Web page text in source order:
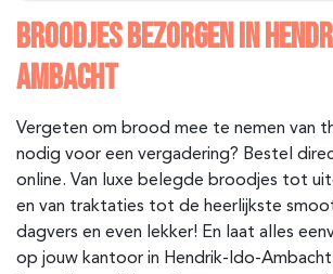
BROODJES BEZORGEN IN
AMBACHT
Vergeten om brood mee te nemen van
nodig voor een vergadering? Bestel
online. Van luxe belegde broodjes tot
en van traktaties tot de heerlijkste
dagvers en even lekker! En laat alles
op jouw kantoor in Hendrik-Ido-Ambacht